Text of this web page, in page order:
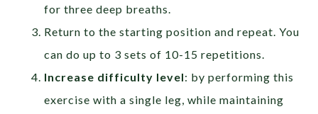
for three deep breaths.
Return to the starting position and repeat. You
can do up to 3 sets of 10-15 repetitions.
Increase difficulty level: by performing this
exercise with a single leg, while maintaining